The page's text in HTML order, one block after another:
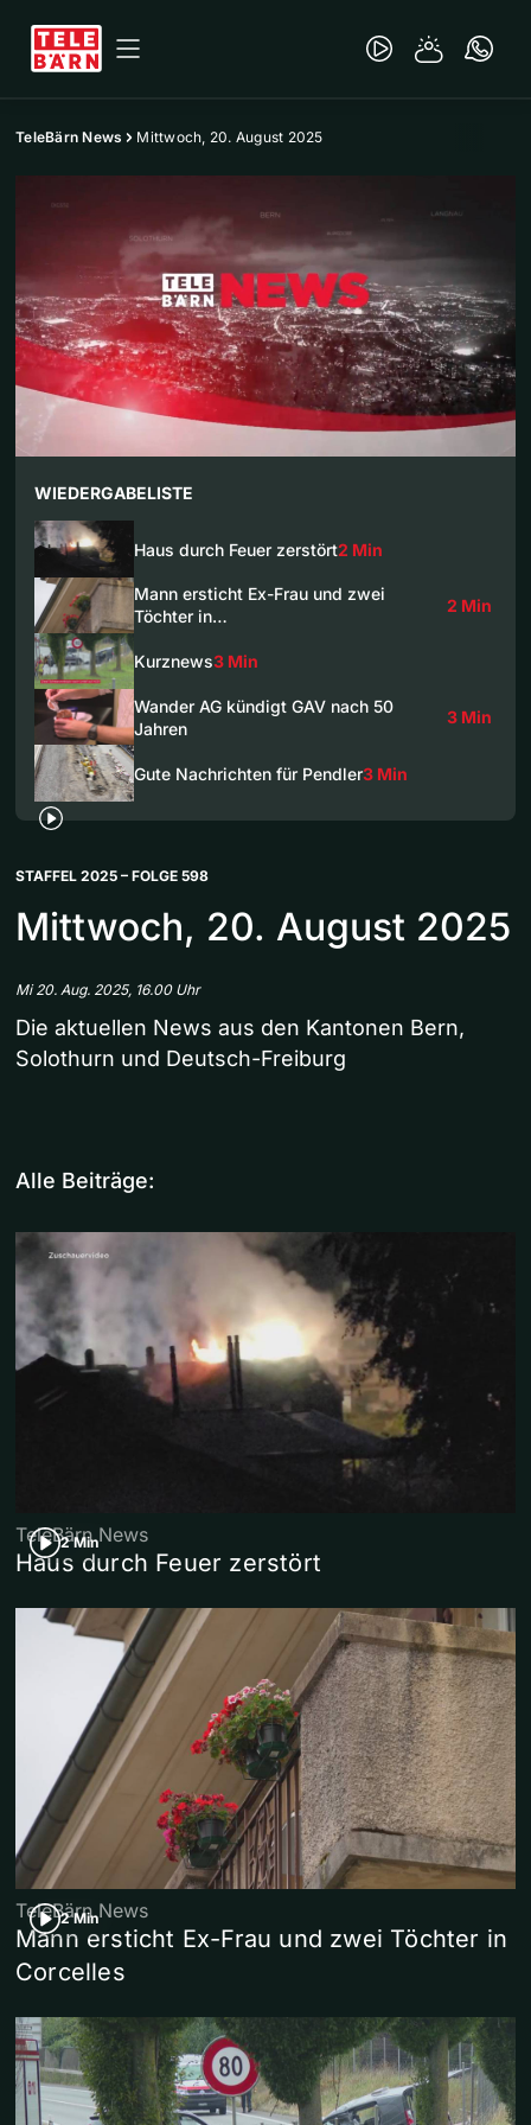
TeleBärn News Mittwoch, 20. August 2025
WIEDERGABELISTE
Haus durch Feuer zerstört2 Min
Mann ersticht Ex-Frau und zwei
Töchter in…
2 Min
Kurznews3 Min
Wander AG kündigt GAV nach 50
Jahren
3 Min
Gute Nachrichten für Pendler3 Min
STAFFEL 2025 – FOLGE 598
Mittwoch, 20. August 2025
Mi 20. Aug. 2025, 16.00 Uhr
Die aktuellen News aus den Kantonen Bern,
Solothurn und Deutsch-Freiburg
Alle Beiträge:
2 Min
TeleBärn News
Haus durch Feuer zerstört
2 Min
TeleBärn News
Mann ersticht Ex-Frau und zwei Töchter in
Corcelles